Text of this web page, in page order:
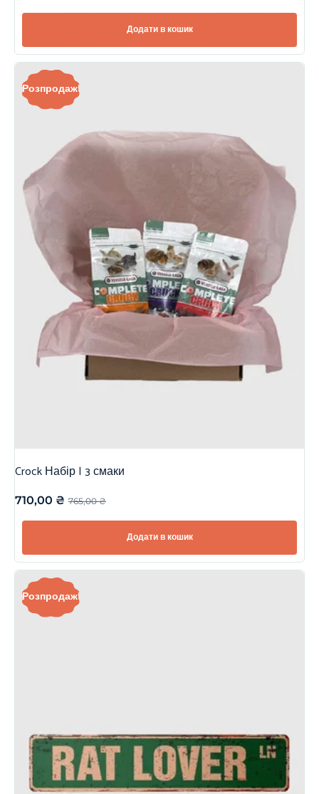
Додати в кошик
Розпродаж!
Crock Набір | 3 смаки
765,00₴
710,00 ₴
Додати в кошик
Розпродаж!